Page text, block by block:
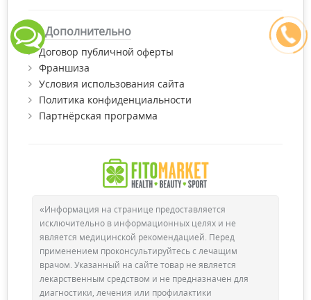
Дополнительно
Договор публичной оферты
Франшиза
Условия использования сайта
Политика конфиденциальности
Партнёрская программа
«Информация на странице предоставляется
исключительно в информационных целях и не
является медицинской рекомендацией. Перед
применением проконсультируйтесь с лечащим
врачом. Указанный на сайте товар не является
лекарственным средством и не предназначен для
диагностики, лечения или профилактики